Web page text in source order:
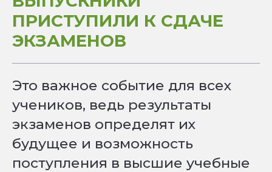
ПРИСТУПИЛИ К СДАЧЕ
ЭКЗАМЕНОВ
Это важное событие для всех
учеников, ведь результаты
экзаменов определят их
будущее и возможность
поступления в высшие учебные